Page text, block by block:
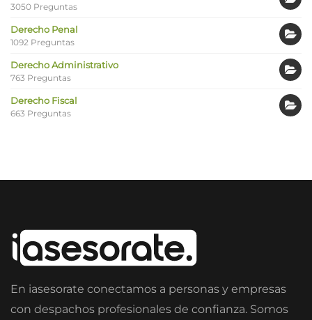
3050 Preguntas
Derecho Penal
1092 Preguntas
Derecho Administrativo
763 Preguntas
Derecho Fiscal
663 Preguntas
En iasesorate conectamos a personas y empresas
con despachos profesionales de confianza. Somos